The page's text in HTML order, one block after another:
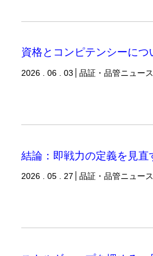
2026 . 06 . 03 品証・品管ニュース
2026 . 05 . 27 品証・品管ニュース